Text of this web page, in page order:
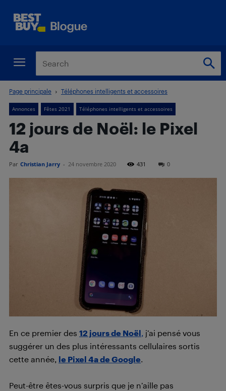
Page principale Téléphones intelligents et accessoires
Annonces Fêtes 2021 Téléphones intelligents et accessoires
12 jours de Noël: le Pixel
4a
Par Christian Jarry - 24 novembre 2020 431 0
En ce premier des 12 jours de Noël, j’ai pensé vous
suggérer un des plus intéressants cellulaires sortis
cette année, le Pixel 4a de Google.
Peut-être êtes-vous surpris que je n’aille pas